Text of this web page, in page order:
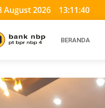
August 2026 13:11:40
BERANDA